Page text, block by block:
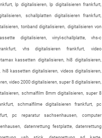
lp digitalisieren, lp digitalisieren frankfurt,
schallplatten digitalisieren frankfurt,
tonband digitalisieren, digitalisieren von
digitalisieren, vinyl-schallplatte, vhs-c
vhs digitalisieren frankfurt, video
kassetten digitalisieren, hi8 digitalisieren,
hi8 kassetten digitalisieren, videos digitalisieren,
video 2000 digitalisieren, super 8 digitalisieren,
schmalfilm 8mm digitalisieren, super 8
schmalfilme digitalisieren frankfurt, pc
pc reparatur sachsenhausen, computer
datenrettung festplatte, datenrettung